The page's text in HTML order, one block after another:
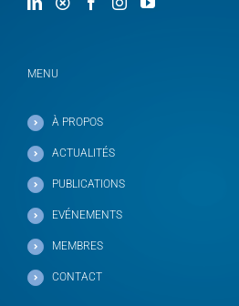
MENU
À PROPOS
ACTUALITÉS
PUBLICATIONS
EVÉNEMENTS
MEMBRES
CONTACT